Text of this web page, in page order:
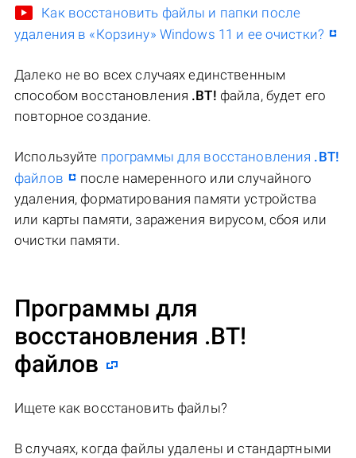
Как восстановить файлы и папки после
удаления в «Корзину» Windows 11 и ее очистки?
Далеко не во всех случаях единственным
способом восстановления .BT! файла, будет его
повторное создание.
Используйте программы для восстановления .BT!
файлов
после намеренного или случайного
удаления, форматирования памяти устройства
или карты памяти, заражения вирусом, сбоя или
очистки памяти.
Программы для
восстановления .BT!
файлов
Ищете как восстановить файлы?
В случаях, когда файлы удалены и стандартными